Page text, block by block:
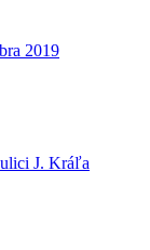
2019
J. Kráľa